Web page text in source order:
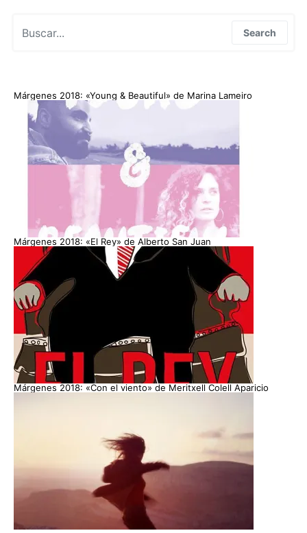
Search
Márgenes 2018: «Young & Beautiful» de Marina Lameiro
Márgenes 2018: «El Rey» de Alberto San Juan
Márgenes 2018: «Con el viento» de Meritxell Colell Aparicio